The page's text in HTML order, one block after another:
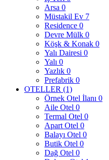
Arsa 0
Müstakil Ev 7
Residence 0
Devre Mülk 0
Köşk & Konak 0
Yalı Dairesi 0
Yalı 0
Yazlık 0
Prefabrik 0
OTELLER (1)
Örnek Otel İlanı 0
Aile Otel 0
Termal Otel 0
Apart Otel 0
Balayı Otel 0
Butik Otel 0
Dağ Otel 0